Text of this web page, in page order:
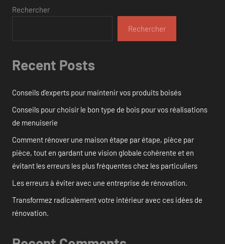
Rechercher
Rechercher
Recent Posts
Conseils d’experts pour maintenir vos produits boisés
Conseils pour choisir le bon type de bois pour vos réalisations
de menuiserie
Comment rénover une maison étape par étape, pièce par
pièce, tout en gardant une vision globale cohérente et en
évitant les erreurs les plus fréquentes chez les particuliers
Les erreurs à éviter avec une entreprise de rénovation.
Transformez radicalement votre intérieur avec ces idées de
rénovation.